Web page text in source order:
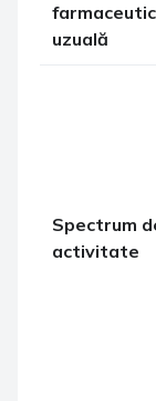
uzuală
Spectrum
activitate